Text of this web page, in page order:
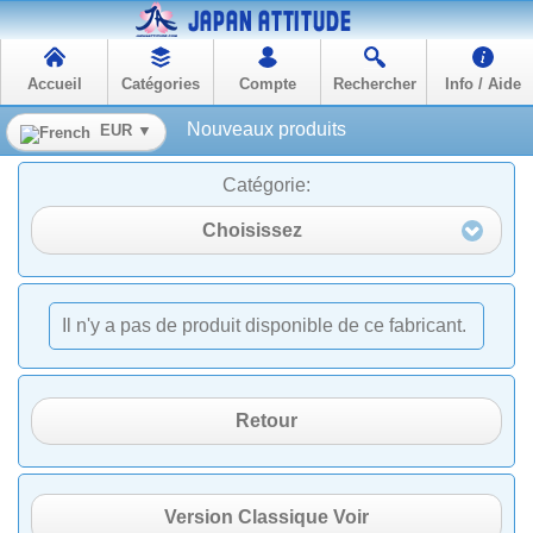
Accueil Catégories Compte Rechercher Info / Aide
EUR ▼ Nouveaux produits
Catégorie:
Choisissez
Il n'y a pas de produit disponible de ce fabricant.
Retour
Version Classique Voir